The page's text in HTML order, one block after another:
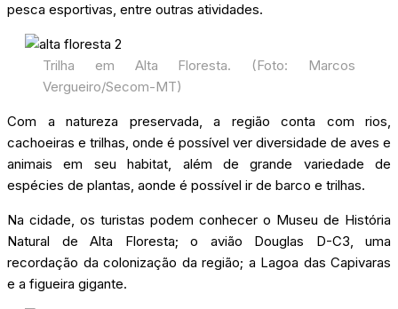
pesca esportivas, entre outras atividades.
Trilha em Alta Floresta. (Foto: Marcos
Vergueiro/Secom-MT)
Com a natureza preservada, a região conta com rios,
cachoeiras e trilhas, onde é possível ver diversidade de aves e
animais em seu habitat, além de grande variedade de
espécies de plantas, aonde é possível ir de barco e trilhas.
Na cidade, os turistas podem conhecer o Museu de História
Natural de Alta Floresta; o avião Douglas D-C3, uma
recordação da colonização da região; a Lagoa das Capivaras
e a figueira gigante.